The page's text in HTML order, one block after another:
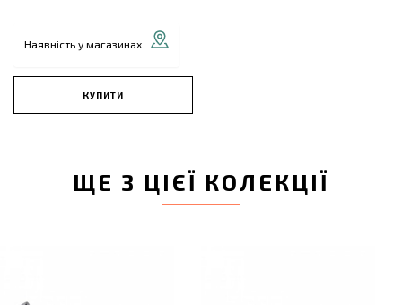
Наявність у магазинах
КУПИТИ
ЩЕ З ЦІЄЇ КОЛЕКЦІЇ